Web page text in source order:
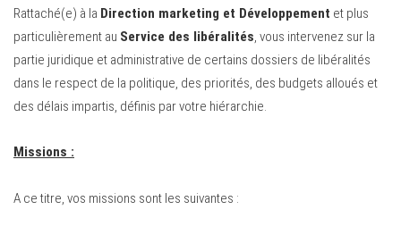
Rattaché(e) à la Direction marketing et Développement et plus
particulièrement au Service des libéralités, vous intervenez sur la
partie juridique et administrative de certains dossiers de libéralités
dans le respect de la politique, des priorités, des budgets alloués et
des délais impartis, définis par votre hiérarchie.
Missions :
A ce titre, vos missions sont les suivantes :